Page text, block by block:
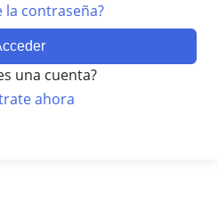
la contraseña?
una cuenta?
ahora